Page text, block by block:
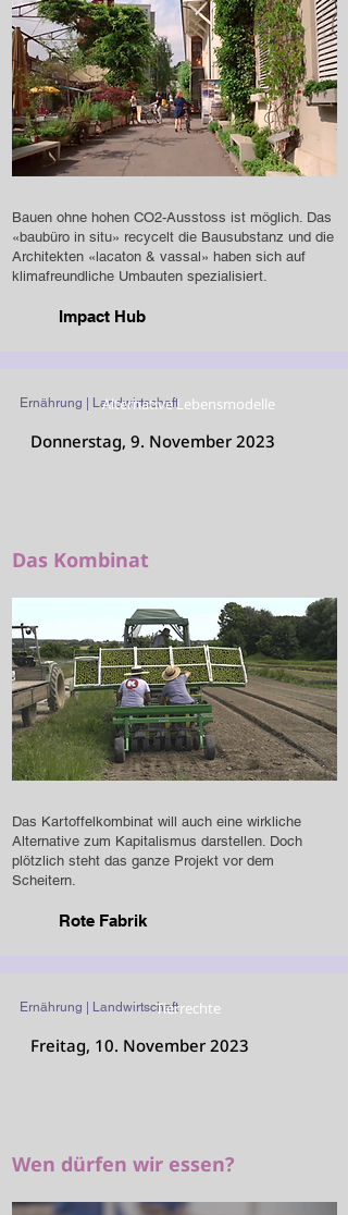
Bauen ohne hohen CO2-Ausstoss ist möglich. Das
«baubüro in situ» recycelt die Bausubstanz und die
Architekten «lacaton & vassal» haben sich auf
klimafreundliche Umbauten spezialisiert.
Impact Hub
Ernährung | LandwirtschaftAlternative Lebensmodelle
Donnerstag, 9. November 2023
Das Kombinat
Das Kartoffelkombinat will auch eine wirkliche
Alternative zum Kapitalismus darstellen. Doch
plötzlich steht das ganze Projekt vor dem
Scheitern.
Rote Fabrik
Ernährung | LandwirtschaftTierrechte
Freitag, 10. November 2023
Wen dürfen wir essen?